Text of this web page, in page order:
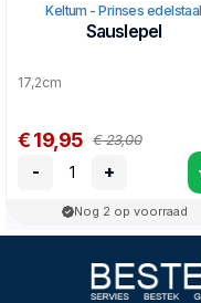
Keltum - Prinses edelstaal
Sauslepel
17,2cm
€ 19,95 € 23,00
- +
Nog 2 op voorraad